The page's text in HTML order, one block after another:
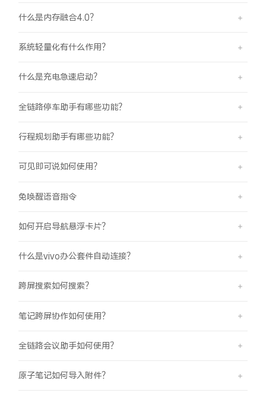
什么是内存融合4.0？
系统轻量化有什么作用？
什么是充电急速启动？
全链路停车助手有哪些功能？
行程规划助手有哪些功能？
可见即可说如何使用？
免唤醒语音指令
如何开启导航悬浮卡片？
什么是vivo办公套件自动连接？
跨屏搜索如何搜索？
笔记跨屏协作如何使用？
全链路会议助手如何使用？
原子笔记如何导入附件？